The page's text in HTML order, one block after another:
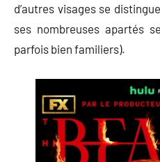
d’autres visages se
ses nombreuses apartés
parfois bien familiers).